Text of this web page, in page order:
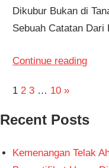
Dikubur Bukan di
Sebuah Catatan
Continue reading
1 2 3 … 10 »
Recent Posts
Kemenangan Telak